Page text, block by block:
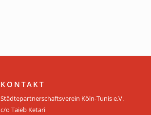
KONTAKT
Städtepartnerschaftsverein Köln-Tunis e.V.
c/o Taieb Ketari
KALENDER